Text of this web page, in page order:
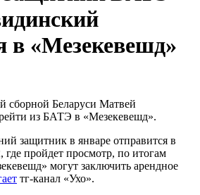
в «Мезекевешд»
сборной Беларуси Матвей
из БАТЭ в «Мезекевешд».
защитник в январе отправится в
где пройдет просмотр, по итогам
могут заключить арендное
тг-канал «Ухо».